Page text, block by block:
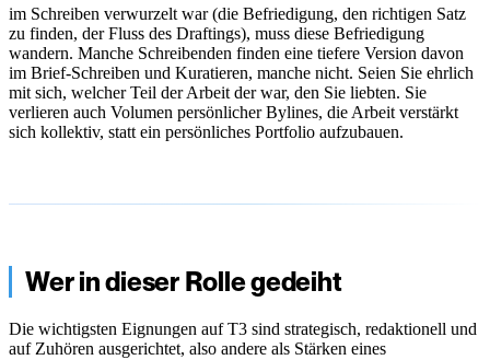
im Schreiben verwurzelt war (die Befriedigung, den richtigen Satz
zu finden, der Fluss des Draftings), muss diese Befriedigung
wandern. Manche Schreibenden finden eine tiefere Version davon
im Brief-Schreiben und Kuratieren, manche nicht. Seien Sie ehrlich
mit sich, welcher Teil der Arbeit der war, den Sie liebten. Sie
verlieren auch Volumen persönlicher Bylines, die Arbeit verstärkt
sich kollektiv, statt ein persönliches Portfolio aufzubauen.
Wer in dieser Rolle gedeiht
Die wichtigsten Eignungen auf T3 sind strategisch, redaktionell und
auf Zuhören ausgerichtet, also andere als Stärken eines